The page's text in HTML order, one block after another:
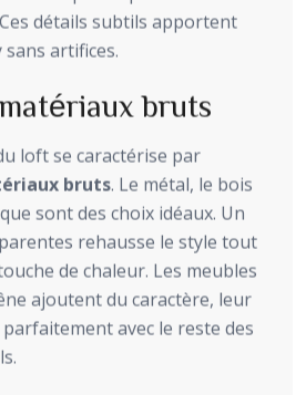
détails subtils apportent
sans artifices.
bruts
loft se caractérise par
bruts. Le métal, le bois
sont des choix idéaux. Un
rehausse le style tout
de chaleur. Les meubles
ajoutent du caractère, leur
avec le reste des